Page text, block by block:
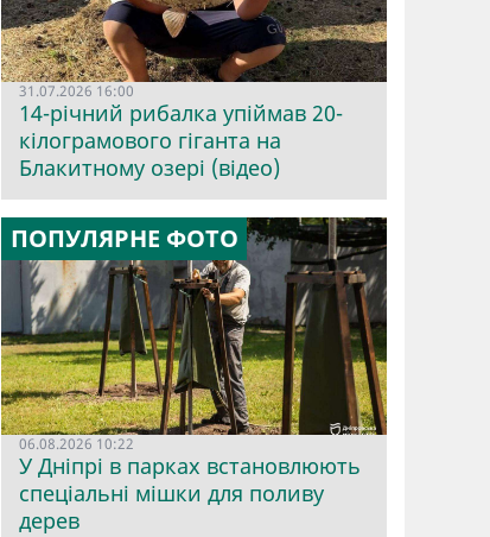
31.07.2026 16:00
14-річний рибалка упіймав 20-
кілограмового гіганта на
Блакитному озері (відео)
ПОПУЛЯРНЕ ФОТО
06.08.2026 10:22
У Дніпрі в парках встановлюють
спеціальні мішки для поливу
дерев